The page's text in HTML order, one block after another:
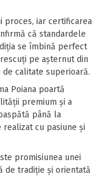
proces, iar certificarea
că standardele
se îmbină perfect
pe așternut din
calitate superioară.
Poiana poartă
premium și a
până la
cu pasiune și
promisiunea unei
de tradiție și orientată